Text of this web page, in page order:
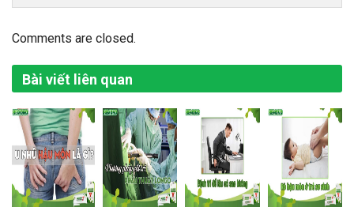
Comments are closed.
Bài viết liên quan